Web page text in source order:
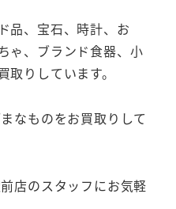
品、宝石、時計、お
ゃ、ブランド食器、小
りしています。
なものをお買取りして
店のスタッフにお気軽